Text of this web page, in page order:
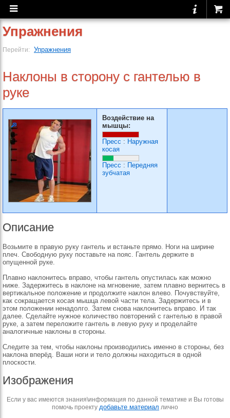
Упражнения
Перейти: Упражнения
Наклоны в сторону с гантелью в
руке
Воздействие на
мышцы:
Пресс : Наружная
косая
Пресс : Передняя
зубчатая
Описание
Возьмите в правую руку гантель и встаньте прямо. Ноги на ширине
плеч. Свободную руку поставьте на пояс. Гантель держите в
опущенной руке.
Плавно наклонитесь вправо, чтобы гантель опустилась как можно
ниже. Задержитесь в наклоне на мгновение, затем плавно вернитесь в
вертикальное положение и продолжите наклон влево. Почувствуйте,
как сокращается косая мышца левой части тела. Задержитесь и в
этом положении ненадолго. Затем снова наклонитесь вправо. И так
далее. Сделайте нужное количество повторений с гантелью в правой
руке, а затем переложите гантель в левую руку и проделайте
аналогичные наклоны в стороны.
Следите за тем, чтобы наклоны производились именно в стороны, без
наклона вперёд. Ваши ноги и тело должны находиться в одной
плоскости.
Изображения
Если у вас имеются знания\информация по данной тематике и Вы готовы
помочь проекту добавьте материал лично